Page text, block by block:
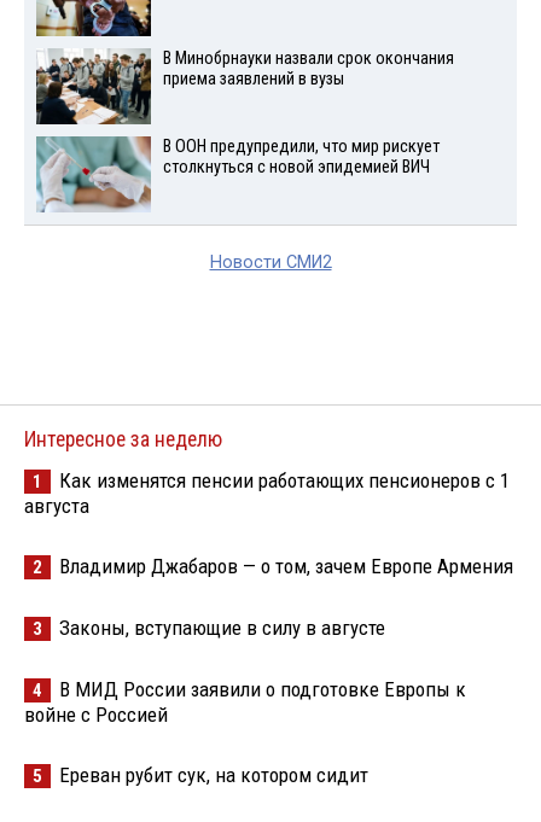
В Минобрнауки назвали срок окончания
приема заявлений в вузы
В ООН предупредили, что мир рискует
столкнуться с новой эпидемией ВИЧ
Новости СМИ2
Интересное за неделю
1
Как изменятся пенсии работающих пенсионеров с 1
августа
2 Владимир Джабаров — о том, зачем Европе Армения
3 Законы, вступающие в силу в августе
4
В МИД России заявили о подготовке Европы к
войне с Россией
5 Ереван рубит сук, на котором сидит